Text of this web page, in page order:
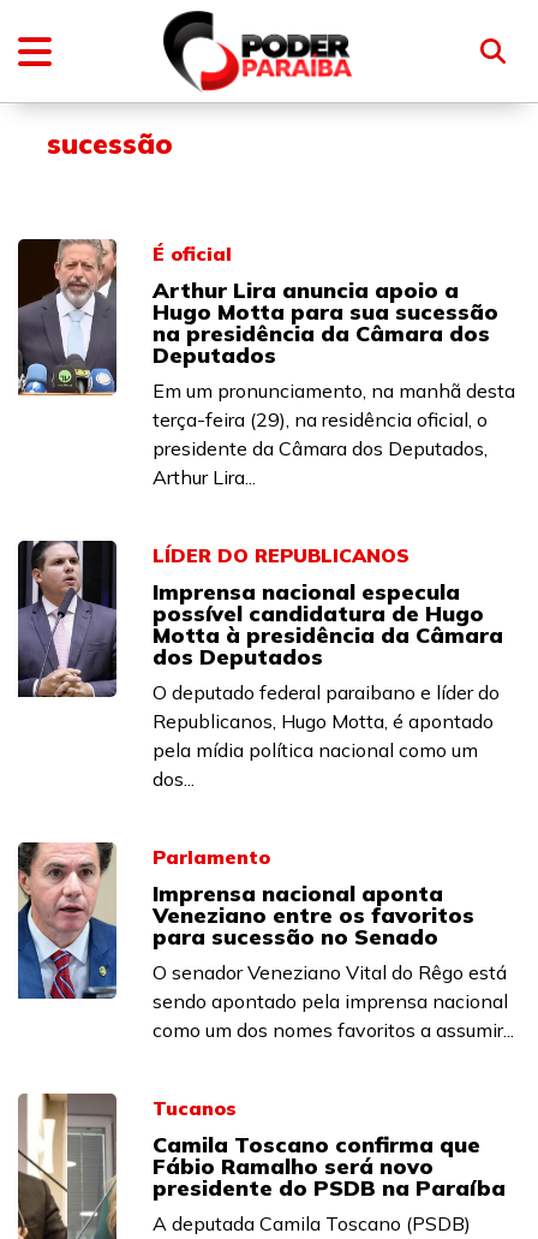
sucessão
É oficial
Arthur Lira anuncia apoio a
Hugo Motta para sua sucessão
na presidência da Câmara dos
Deputados
Em um pronunciamento, na manhã desta
terça-feira (29), na residência oficial, o
presidente da Câmara dos Deputados,
Arthur Lira...
LÍDER DO REPUBLICANOS
Imprensa nacional especula
possível candidatura de Hugo
Motta à presidência da Câmara
dos Deputados
O deputado federal paraibano e líder do
Republicanos, Hugo Motta, é apontado
pela mídia política nacional como um
dos...
Parlamento
Imprensa nacional aponta
Veneziano entre os favoritos
para sucessão no Senado
O senador Veneziano Vital do Rêgo está
sendo apontado pela imprensa nacional
como um dos nomes favoritos a assumir...
Tucanos
Camila Toscano confirma que
Fábio Ramalho será novo
presidente do PSDB na Paraíba
A deputada Camila Toscano (PSDB)